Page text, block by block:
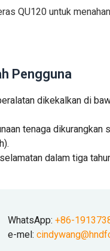
QU120 untuk
Pengguna
dikekalkan di
tenaga
dalam tiga
WhatsApp: +86-
e-mel: